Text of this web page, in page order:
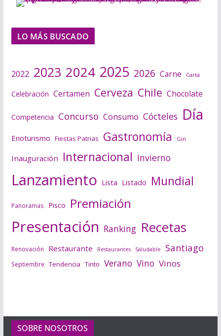
LO MÁS BUSCADO
2022 2023 2024 2025 2026 Carne Carta
Celebración Certamen Cerveza Chile Chocolate
Competencia Concurso Consumo Cócteles Día
Enoturismo Fiestas Patrias Gastronomía Gin
Inauguración Internacional Invierno
Lanzamiento Lista Listado Mundial
Panoramas Pisco Premiación
Presentación Ranking Recetas
Renovación Restaurante Restaurantes Saludable Santiago
Septiembre Tendencia Tinto Verano Vino Vinos
SOBRE NOSOTROS